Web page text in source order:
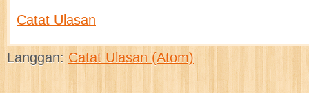
Catat Ulasan
Langgan: Catat Ulasan (Atom)